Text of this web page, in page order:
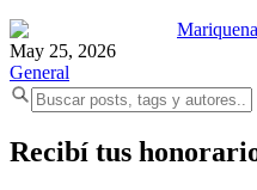
May 25, 2026
General
Recibí tus